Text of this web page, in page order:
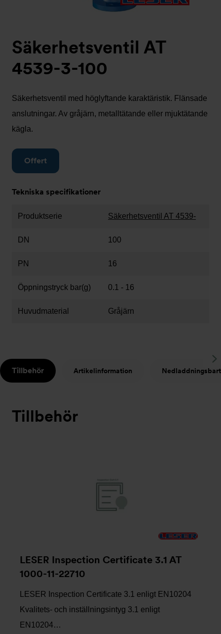
Säkerhetsventil AT
4539-3-100
Säkerhetsventil med höglyftande karaktäristik. Flänsade
anslutningar. Av gråjärn, metalltätande eller mjuktätande
kägla.
Offert
Tekniska specifikationer
Produktserie Säkerhetsventil AT 4539-
DN 100
PN 16
Öppningstryck bar(g) 0.1 - 16
Huvudmaterial Gråjärn
Tillbehör Artikelinformation Nedladdningsbart
Tillbehör
LESER Inspection Certificate 3.1 AT
1000-11-22710
LESER Inspection Certificate 3.1 enligt EN10204
Kvalitets- och inställningsintyg 3.1 enligt
EN10204…